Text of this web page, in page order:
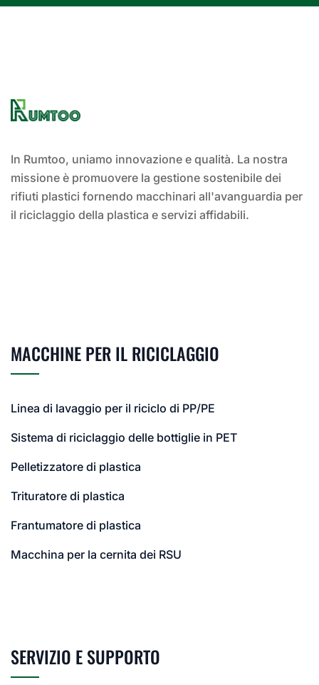
In Rumtoo, uniamo innovazione e qualità. La nostra
missione è promuovere la gestione sostenibile dei
rifiuti plastici fornendo macchinari all'avanguardia per
il riciclaggio della plastica e servizi affidabili.
MACCHINE PER IL RICICLAGGIO
Linea di lavaggio per il riciclo di PP/PE
Sistema di riciclaggio delle bottiglie in PET
Pelletizzatore di plastica
Trituratore di plastica
Frantumatore di plastica
Macchina per la cernita dei RSU
SERVIZIO E SUPPORTO